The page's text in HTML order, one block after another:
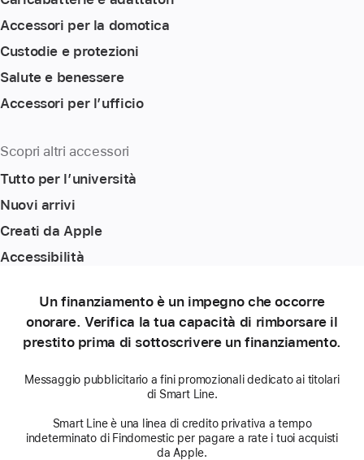
Accessori per la domotica
Custodie e protezioni
Salute e benessere
Accessori per l’ufficio
Scopri altri accessori
Tutto per l’università
Nuovi arrivi
Creati da Apple
Accessibilità
Un finanziamento è un impegno che occorre
onorare. Verifica la tua capacità di rimborsare il
prestito prima di sottoscrivere un finanziamento.
Messaggio pubblicitario a fini promozionali dedicato ai titolari
di Smart Line.
Smart Line è una linea di credito privativa a tempo
indeterminato di Findomestic per pagare a rate i tuoi acquisti
da Apple.